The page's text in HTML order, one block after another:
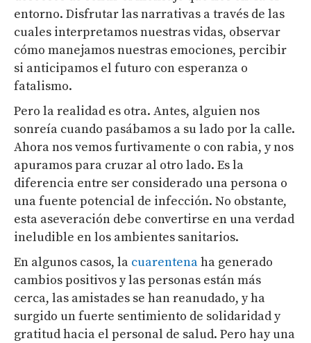
entorno. Disfrutar las narrativas a través de las
cuales interpretamos nuestras vidas, observar
cómo manejamos nuestras emociones, percibir
si anticipamos el futuro con esperanza o
fatalismo.
Pero la realidad es otra. Antes, alguien nos
sonreía cuando pasábamos a su lado por la calle.
Ahora nos vemos furtivamente o con rabia, y nos
apuramos para cruzar al otro lado. Es la
diferencia entre ser considerado una persona o
una fuente potencial de infección. No obstante,
esta aseveración debe convertirse en una verdad
ineludible en los ambientes sanitarios.
En algunos casos, la cuarentenaha generado
cambios positivos y las personas están más
cerca, las amistades se han reanudado, y ha
surgido un fuerte sentimiento de solidaridad y
gratitud hacia el personal de salud. Pero hay una